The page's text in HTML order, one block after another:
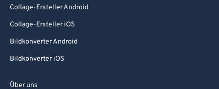
Collage-Ersteller Android
Collage-Ersteller iOS
Bildkonverter Android
Bildkonverter iOS
Über uns